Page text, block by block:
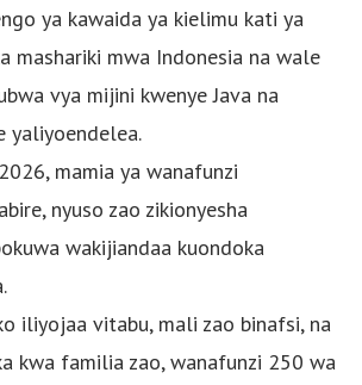
ya kawaida ya kielimu kati ya
mashariki mwa Indonesia na wale
vya mijini kwenye Java na
yaliyoendelea.
mamia ya wanafunzi
nyuso zao zikionyesha
wakijiandaa kuondoka
iliyojaa vitabu, mali zao binafsi, na
kwa familia zao, wanafunzi 250 wa